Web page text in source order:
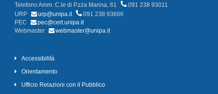
Telefono Amm. C.le di P.zza Marina, 61
091 238 93011
URP
urp@unipa.it
091 238 93666
PEC
pec@cert.unipa.it
Webmaster
webmaster@unipa.it
Accessibilità
Orientamento
Ufficio Relazioni con il Pubblico